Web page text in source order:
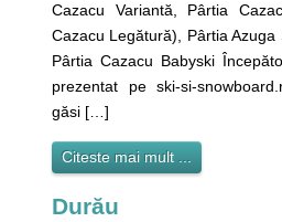
Cazacu Variantă, Pârtia
Cazacu Legătură), Pârtia
Pârtia Cazacu Babyski
prezentat pe ski-si-
găsi […]
Citeste mai mult ...
Durău